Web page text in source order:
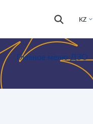
KZ
Іздестіру
Главное меню ДЗО